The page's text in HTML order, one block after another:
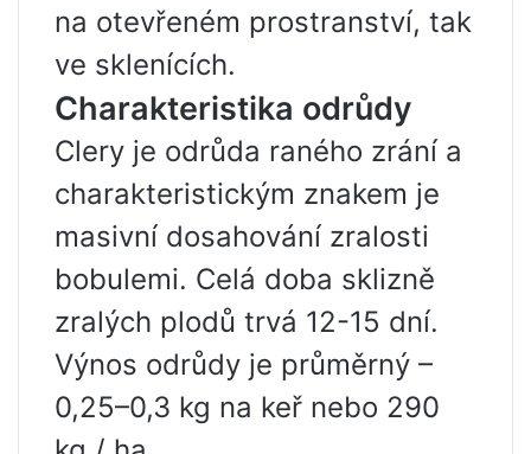
na otevřeném prostranství, tak
ve sklenících.
Charakteristika odrůdy
Clery je odrůda raného zrání a
charakteristickým znakem je
masivní dosahování zralosti
bobulemi. Celá doba sklizně
zralých plodů trvá 12-15 dní.
Výnos odrůdy je průměrný –
0,25–0,3 kg na keř nebo 290